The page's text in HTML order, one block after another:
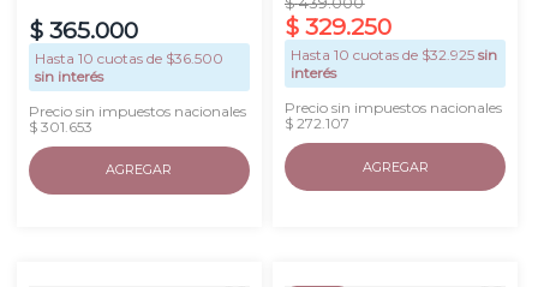
$ 365.000
Hasta 10 cuotas de $36.500
sin interés
Precio sin impuestos nacionales
$ 301.653
AGREGAR
$ 329.250
Hasta10 cuotas de $32.925 sin
interés
Precio sin impuestos nacionales
$ 272.107
AGREGAR